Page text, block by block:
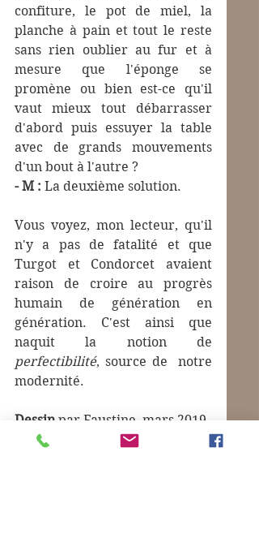
confiture, le pot de miel, la
planche à pain et tout le reste
sans rien oublier au fur et à
mesure que l'éponge se
promène ou bien est-ce qu'il
vaut mieux tout débarrasser
d'abord puis essuyer la table
avec de grands mouvements
d'un bout à l'autre ?
- M : La deuxième solution.
Vous voyez, mon lecteur, qu'il
n'y a pas de fatalité et que
Turgot et Condorcet avaient
raison de croire au progrès
humain de génération en
génération. C'est ainsi que
perfectibilité, source de  notre
modernité.
Dessin par Faustine, mars 2019.